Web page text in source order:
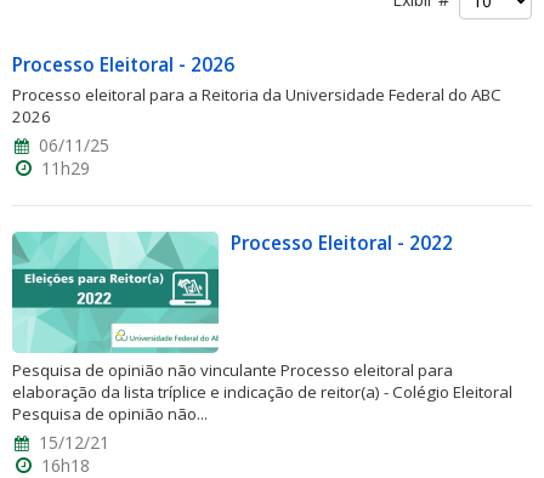
Processo Eleitoral - 2026
Processo eleitoral para a Reitoria da Universidade Federal do ABC
2026
06/11/25
11h29
Processo Eleitoral - 2022
Pesquisa de opinião não vinculante Processo eleitoral para
elaboração da lista tríplice e indicação de reitor(a) - Colégio Eleitoral
Pesquisa de opinião não...
15/12/21
16h18